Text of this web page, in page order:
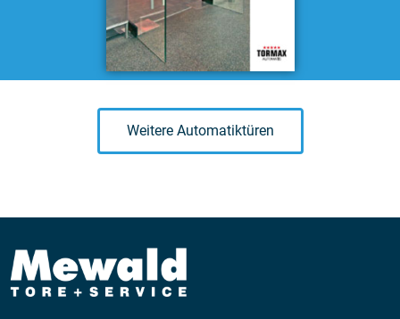
Weitere Automatiktüren